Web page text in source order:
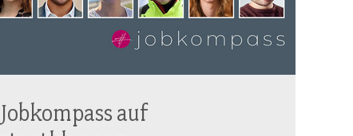
Jobkompass auf